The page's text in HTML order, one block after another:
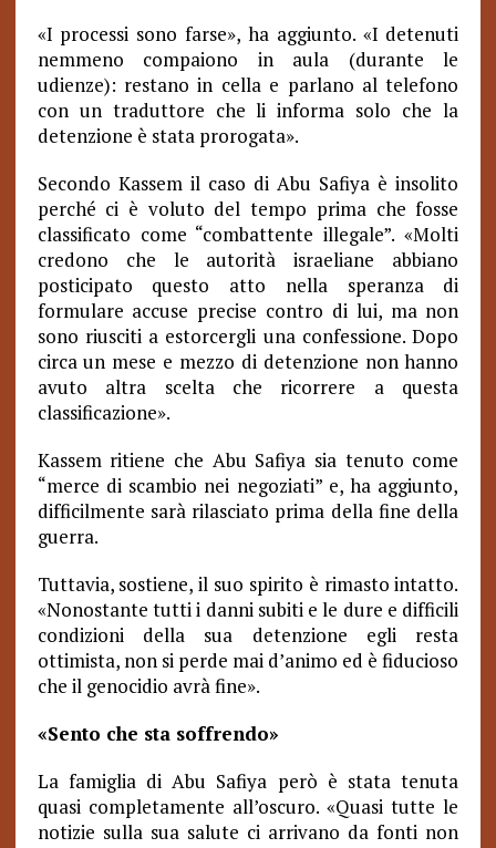
«I processi sono farse», ha aggiunto. «I detenuti
nemmeno compaiono in aula (durante le
udienze): restano in cella e parlano al telefono
con un traduttore che li informa solo che la
detenzione è stata prorogata».
Secondo Kassem il caso di Abu Safiya è insolito
perché ci è voluto del tempo prima che fosse
classificato come “combattente illegale”. «Molti
credono che le autorità israeliane abbiano
posticipato questo atto nella speranza di
formulare accuse precise contro di lui, ma non
sono riusciti a estorcergli una confessione. Dopo
circa un mese e mezzo di detenzione non hanno
avuto altra scelta che ricorrere a questa
classificazione».
Kassem ritiene che Abu Safiya sia tenuto come
“merce di scambio nei negoziati” e, ha aggiunto,
difficilmente sarà rilasciato prima della fine della
guerra.
Tuttavia, sostiene, il suo spirito è rimasto intatto.
«Nonostante tutti i danni subiti e le dure e difficili
condizioni della sua detenzione egli resta
ottimista, non si perde mai d’animo ed è fiducioso
che il genocidio avrà fine».
«Sento che sta soffrendo»
La famiglia di Abu Safiya però è stata tenuta
quasi completamente all’oscuro. «Quasi tutte le
notizie sulla sua salute ci arrivano da fonti non